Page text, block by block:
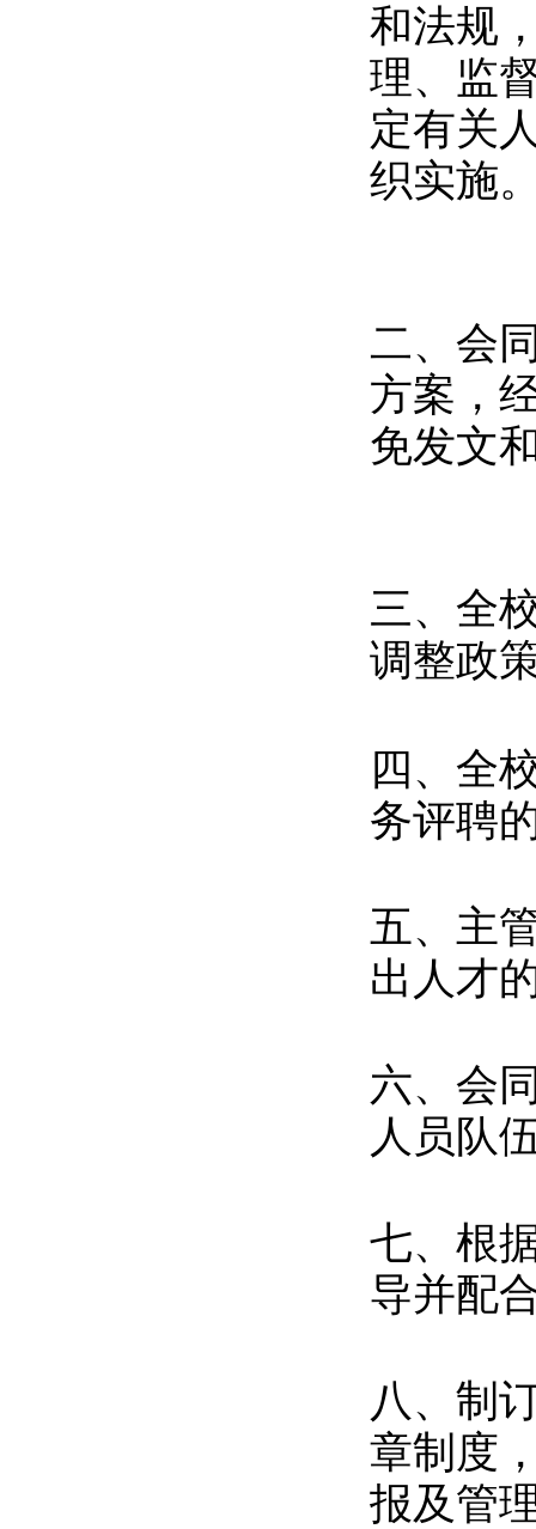
和法规
理、监
定有关
织实施
二、会
方案，
免发文
三、全
调整政
四、全
务评聘
五、主
出人才
六、会
人员队
七、根
导并配
八、制
章制度
报及管